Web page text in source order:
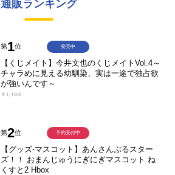
通販ランキング
第1位
【くじメイト】今井文也のくじメイトVol.4～
チャラめに見える幼馴染、実は一途で独占欲
が強いんです～
￥1,100
発売中
第2位
【グッズ-マスコット】あんさんぶるスター
ズ！！ おまんじゅうにぎにぎマスコット ね
くすと2 Hbox
予約受付中